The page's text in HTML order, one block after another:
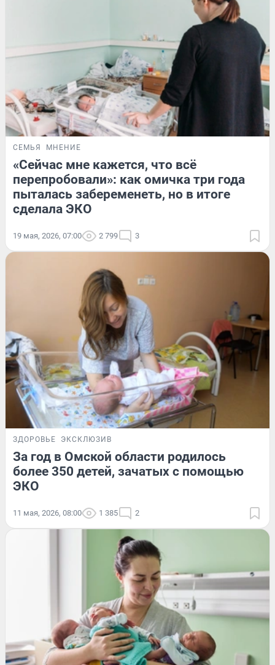
СЕМЬЯ МНЕНИЕ
«Сейчас мне кажется, что всё
перепробовали»: как омичка три года
пыталась забеременеть, но в итоге
сделала ЭКО
19 мая, 2026, 07:00 2 799 3
ЗДОРОВЬЕ ЭКСКЛЮЗИВ
За год в Омской области родилось
более 350 детей, зачатых с помощью
ЭКО
11 мая, 2026, 08:00 1 385 2